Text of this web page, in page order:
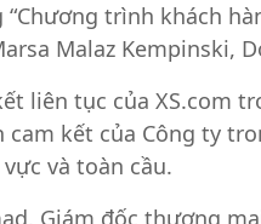
trình khách
Malaz Kempinski,
liên tục của XS.com
kết của Công ty
và toàn cầu.